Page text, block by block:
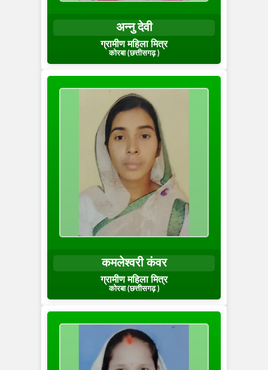
अन्नु देवी
ग्रामीण महिला मित्र
कोरबा (छत्तीसगढ़ )
कमलेश्वरी कंवर
ग्रामीण महिला मित्र
कोरबा (छत्तीसगढ़ )